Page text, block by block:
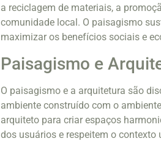
a reciclagem de materiais, a
comunidade local. O paisagismo
maximizar os benefícios sociais e
Paisagismo e
O paisagismo e a arquitetura são
ambiente construído com o
arquiteto para criar espaços
dos usuários e respeitem o